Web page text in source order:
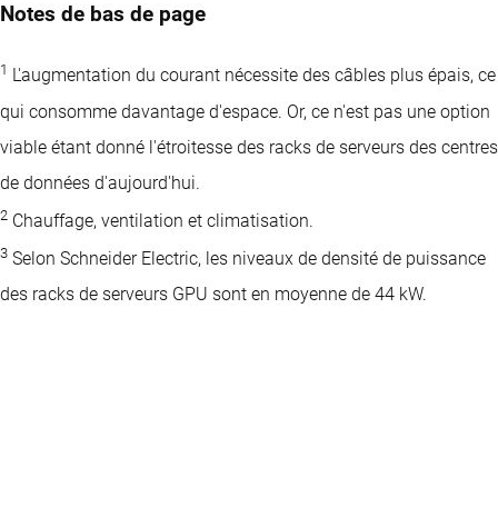
Notes de bas de page
1 L'augmentation du courant nécessite des câbles plus épais, ce
qui consomme davantage d'espace. Or, ce n'est pas une option
viable étant donné l'étroitesse des racks de serveurs des centres
de données d'aujourd'hui.
2 Chauffage, ventilation et climatisation.
3 Selon Schneider Electric, les niveaux de densité de puissance
des racks de serveurs GPU sont en moyenne de 44 kW.